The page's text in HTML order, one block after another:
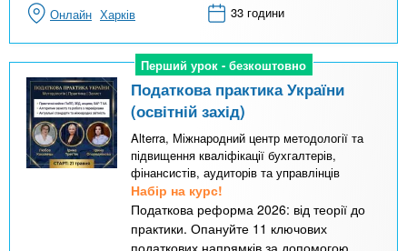
Онлайн Харків 33 години
Перший урок - безкоштовно
Перший урок - безкоштовно
Податкова практика України
(освітній захід)
Alterra, Міжнародний центр методології та
підвищення кваліфікації бухгалтерів,
фінансистів, аудиторів та управлінців
Набір на курс!
Податкова реформа 2026: від теорії до
практики. Опануйте 11 ключових
податкових напрямків за допомогою